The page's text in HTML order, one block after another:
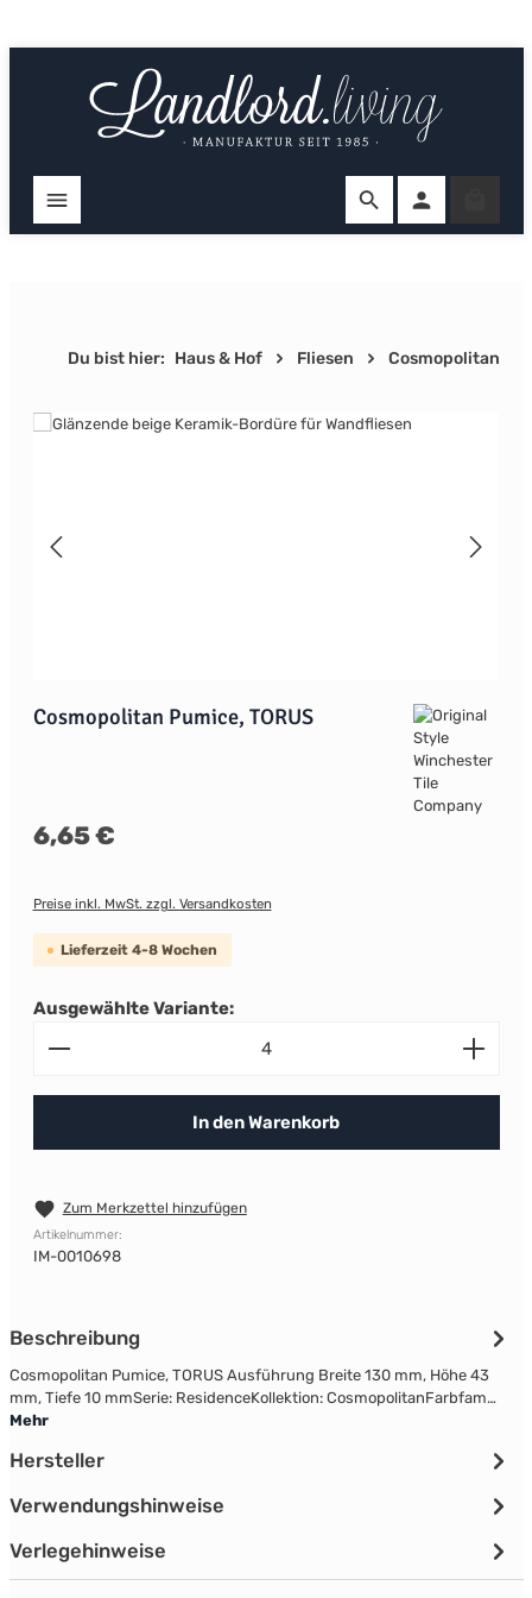
Du bist hier: Haus & Hof Fliesen Cosmopolitan
Bildergalerie überspringen
Cosmopolitan Pumice, TORUS
Regulärer Preis:
6,65 €
Preise inkl. MwSt. zzgl. Versandkosten
Lieferzeit 4-8 Wochen
Ausgewählte Variante:
Produkt Anzahl: Gib den gewünschten Wert ein
In den Warenkorb
Zum Merkzettel hinzufügen
Artikelnummer:
IM-0010698
Beschreibung
Cosmopolitan Pumice, TORUS Ausführung Breite 130 mm, Höhe 43
mm, Tiefe 10 mmSerie: ResidenceKollektion: CosmopolitanFarbfam…
Mehr
Hersteller
Verwendungshinweise
Verlegehinweise